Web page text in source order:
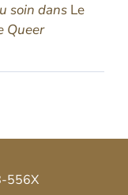
soin dans Le
Queer
556X